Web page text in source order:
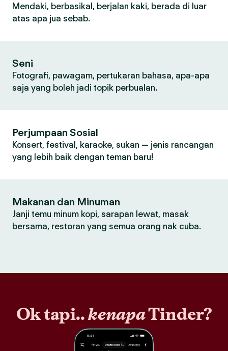
Mendaki, berbasikal, berjalan kaki, berada di luar
atas apa jua sebab.
Seni
Fotografi, pawagam, pertukaran bahasa, apa-apa
saja yang boleh jadi topik perbualan.
Perjumpaan Sosial
Konsert, festival, karaoke, sukan — jenis rancangan
yang lebih baik dengan teman baru!
Makanan dan Minuman
Janji temu minum kopi, sarapan lewat, masak
bersama, restoran yang semua orang nak cuba.
Ok tapi..kenapaTinder?